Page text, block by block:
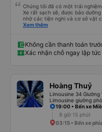
Chúng tôi đã có một trải
Xe rất sạch sẽ, được bảo
nhờ các tiện nghi và cơ sở vật
thoải mái và ngăn nắp. Nhân
đối với tôi và gia đình. Chúng
giới thiệu! 💛 Về ứng dụng, nó
tiện lợi khi đặt chuyến đi của
Xem thêm
Không cần thanh toán
Xác nhận chỗ ngay lập tức
Hoàng Thuỷ
Limousine 34 Giường
Limousine giường
19:00 • Bến xe
8 giờ 15 phút
03:15 • Bến xe